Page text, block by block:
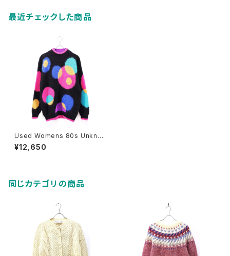
最近チェックした商品
Used Womens 80s Unkno
wn mock Neck Black Moha
ir Mix Shaggy Vivid Dot Kni
¥12,650
同じカテゴリの商品